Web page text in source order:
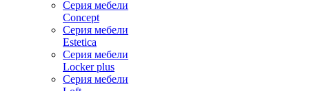
Серия мебели
Concept
Серия мебели
Estetica
Серия мебели
Locker plus
Серия мебели